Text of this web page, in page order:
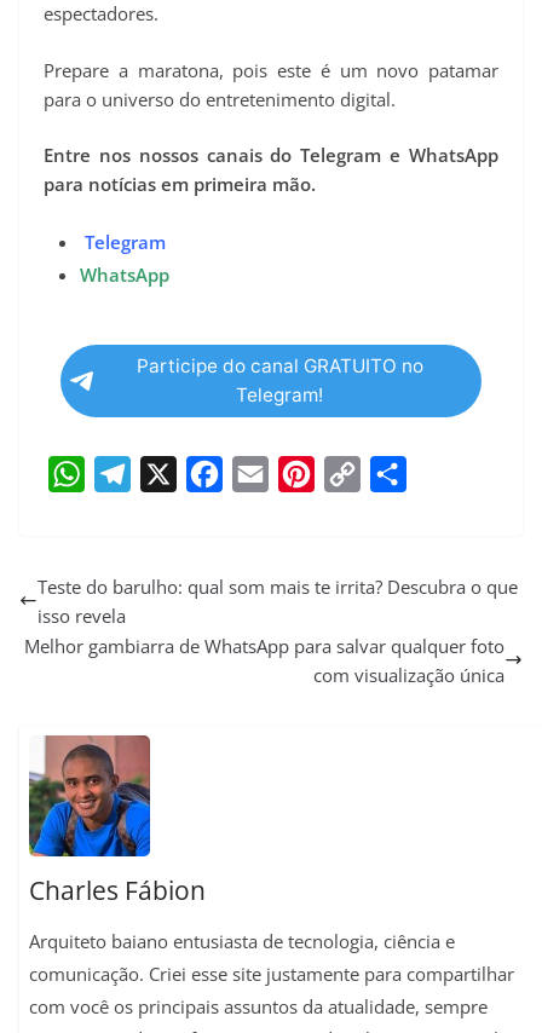
espectadores.
Prepare a maratona, pois este é um novo patamar
para o universo do entretenimento digital.
Entre nos nossos canais do Telegram e WhatsApp
para notícias em primeira mão.
Telegram
WhatsApp
Participe do canal GRATUITO no
Telegram!
a
t
s
l
e
g
m
c
b
a
l
n
e
p
L
a
e
Teste do barulho: qual som mais te irrita? Descubra o que
isso revela
Melhor gambiarra de WhatsApp para salvar qualquer foto
com visualização única
Charles Fábion
Arquiteto baiano entusiasta de tecnologia, ciência e
comunicação. Criei esse site justamente para compartilhar
com você os principais assuntos da atualidade, sempre